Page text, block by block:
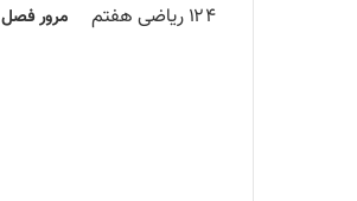
مرور فصل 9 آمار و احتمال